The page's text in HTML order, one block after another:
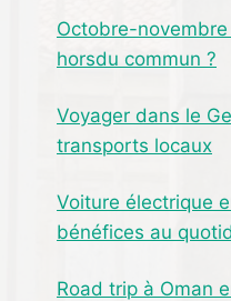
?
Octobre-
horsdu commun ?
Voyager dans le
transports locaux
Voiture électrique
bénéfices au
Road trip à Oman